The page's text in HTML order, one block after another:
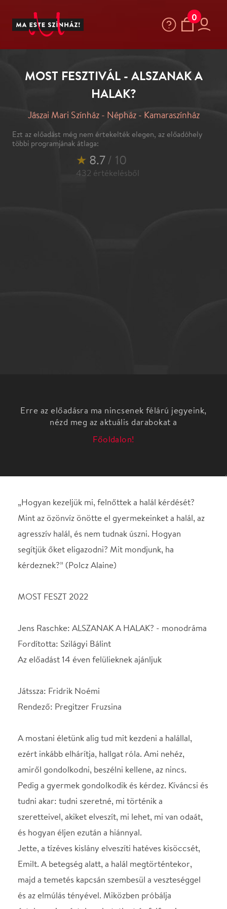
HALAK?
Jászai Mari Színház - Népház - Kamaraszínház
Ezt az előadást még nem értekelték elegen, az előadóhely
★8.7/ 10
432 értékelésből
„Hogyan kezeljük mi, felnőttek a halál kérdését?
Mint az özönvíz önötte el gyermekeinket a halál, az
kérdeznek?” (Polcz Alaine)
MOST FESZT 2022
Jens Raschke: ALSZANAK A HALAK? - monodráma
Fordította: Szilágyi Bálint
Rendező: Pregitzer Fruzsina
A mostani életünk alig tud mit kezdeni a halállal,
ezért inkább elhárítja, hallgat róla. Ami nehéz,
Pedig a gyermek gondolkodik és kérdez. Kíváncsi és
szeretteivel, akiket elveszít, mi lehet, mi van odaát,
és hogyan éljen ezután a hiánnyal.
Emilt. A betegség alatt, a halál megtörténtekor,
majd a temetés kapcsán szembesül a veszteséggel
és az elmúlás tényével. Miközben próbálja
értelmezni az értelmezhetetlent és felfogni a
felfoghatatlant, a gyermek őszinteségével és
kérlelhetetlen logikájával szembesíti a felnőtteket
saját elhallgatásaikkal és félelmeikkel. Próbálja
örökre megváltozott körülötte; próbál választ
keresni arra: milyen lesz ezután az élet? Miért
viselkednek másképp a szülei, tudják-e még őt
szeretni? Egy felnőtt általában óvatos: mit mondjak,
mennyit mondjak el? Hogyan mondjam azt, amit
muszáj elmondani? Egyáltalán hogyan kerülhető el